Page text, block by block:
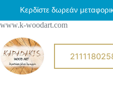
Κερδίστε δωρεάν
www.k-woodart.com
τ
β
α
σ
η